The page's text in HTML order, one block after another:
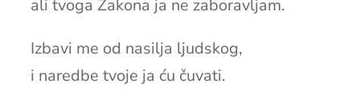
ali tvoga Zakona ja ne zaboravljam.
Izbavi me od nasilja ljudskog,
i naredbe tvoje ja ću čuvati.